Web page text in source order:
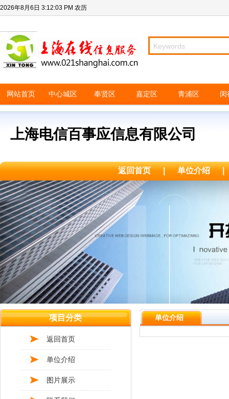
2026年8月6日 3:12:03 PM 农历
网站首页 中心城区 奉贤区 嘉定区 青浦区 闵
上海电信百事应信息有限公司
返回首页 | 单位介绍 |
项目分类
返回首页
单位介绍
图片展示
单位介绍